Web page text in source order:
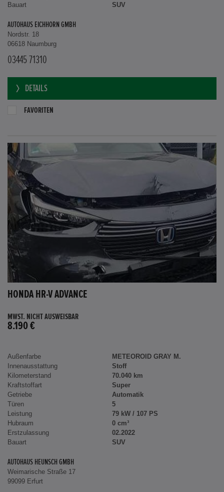
Bauart
SUV
AUTOHAUS EICHHORN GMBH
Nordstr. 18
06618 Naumburg
03445 71310
DETAILS
FAVORITEN
HONDA HR-V ADVANCE
MWST. NICHT AUSWEISBAR
8.190 €
Außenfarbe
METEOROID GRAY M.
Innenausstattung
Stoff
Kilometerstand
70.040 km
Kraftstoffart
Super
Getriebe
Automatik
Türen
5
Leistung
79 kW / 107 PS
Hubraum
0 cm³
Erstzulassung
02.2022
Bauart
SUV
AUTOHAUS HEUNSCH GMBH
Weimarische Straße 17
99099 Erfurt